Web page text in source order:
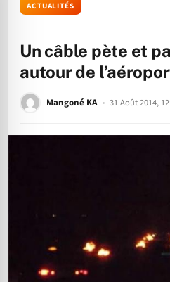
ACTUALITÉS
Un câble pète et
autour de
Mangoné KA 31 Août 2014,